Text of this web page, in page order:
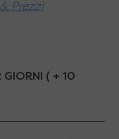
Prezzi
GIORNI ( + 10